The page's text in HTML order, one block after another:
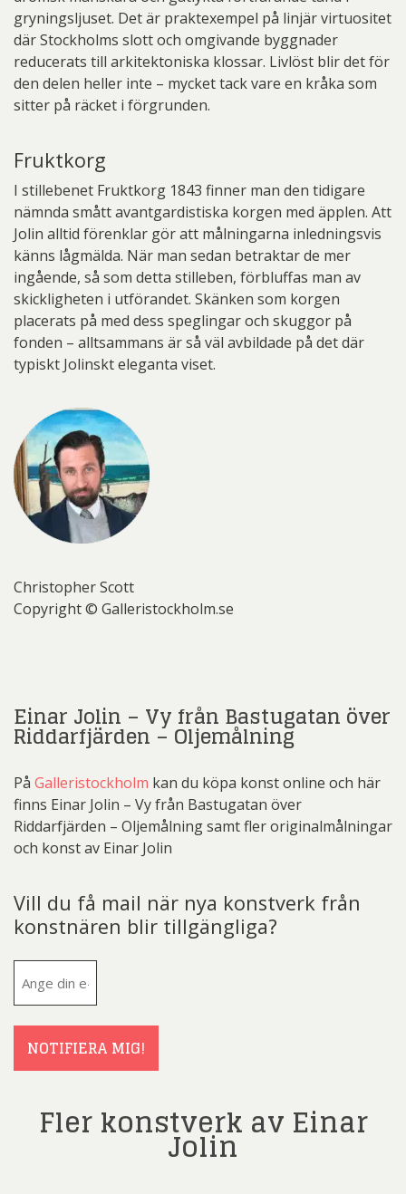
gryningsljuset. Det är praktexempel på linjär virtuositet
där Stockholms slott och omgivande byggnader
reducerats till arkitektoniska klossar. Livlöst blir det för
den delen heller inte – mycket tack vare en kråka som
sitter på räcket i förgrunden.
Fruktkorg
I stillebenet Fruktkorg 1843 finner man den tidigare
nämnda smått avantgardistiska korgen med äpplen. Att
Jolin alltid förenklar gör att målningarna inledningsvis
känns lågmälda. När man sedan betraktar de mer
ingående, så som detta stilleben, förbluffas man av
skickligheten i utförandet. Skänken som korgen
placerats på med dess speglingar och skuggor på
fonden – alltsammans är så väl avbildade på det där
typiskt Jolinskt eleganta viset.
Christopher Scott
Copyright © Galleristockholm.se
Einar Jolin – Vy från Bastugatan över
Riddarfjärden – Oljemålning
På Galleristockholm kan du köpa konst online och här
finns Einar Jolin – Vy från Bastugatan över
Riddarfjärden – Oljemålning samt fler originalmålningar
och konst av Einar Jolin
Vill du få mail när nya konstverk från
konstnären blir tillgängliga?
NOTIFIERA MIG!
Fler konstverk av Einar
Jolin